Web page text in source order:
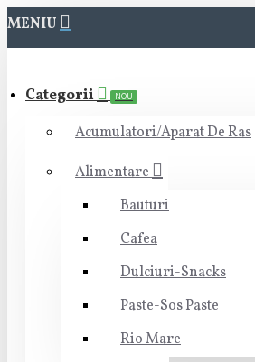
MENIU
Categorii NOU
Acumulatori/Aparat De Ras
Alimentare
Bauturi
Cafea
Dulciuri-Snacks
Paste-Sos Paste
Rio Mare